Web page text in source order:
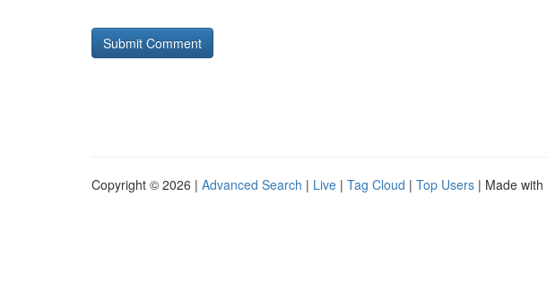
Copyright © 2026 | Advanced Search | Live | Tag Cloud | Top Users | Made with